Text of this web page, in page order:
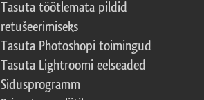
Tasuta töötlemata pildid
retušeerimiseks
Tasuta Photoshopi toimingud
Tasuta Lightroomi eelseaded
Sidusprogramm